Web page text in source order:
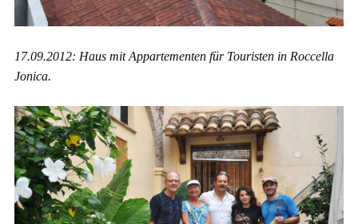
17.09.2012: Haus mit Appartementen für Touristen in Roccella
Jonica.